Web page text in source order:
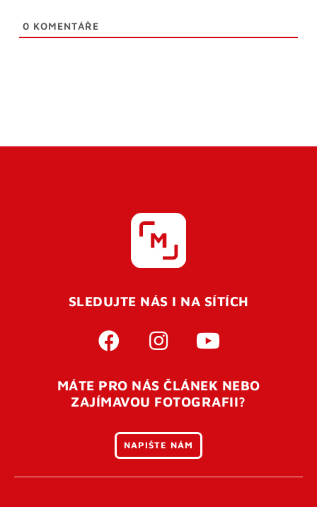
0 KOMENTÁŘE
SLEDUJTE NÁS I NA SÍTÍCH
MÁTE PRO NÁS ČLÁNEK NEBO
ZAJÍMAVOU FOTOGRAFII?
NAPIŠTE NÁM